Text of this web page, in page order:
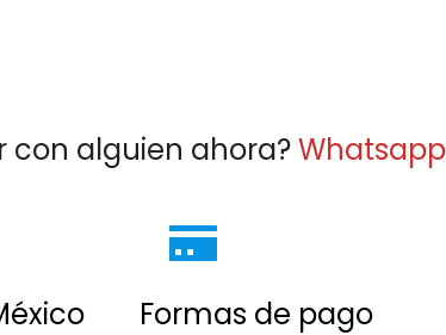
con alguien ahora?Whatsapp
Formas de pago